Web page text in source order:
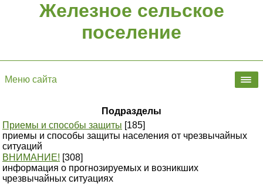
Железное сельское
поселение
Меню сайта
Подразделы
Приемы и способы защиты [185]
приемы и способы защиты населения от чрезвычайных
ситуаций
ВНИМАНИЕ! [308]
информация о прогнозируемых и возникших
чрезвычайных ситуациях